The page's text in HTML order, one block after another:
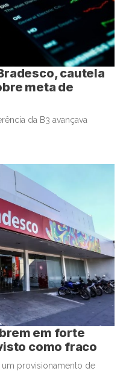
cautela
meta de
da B3 avançava
em forte
como fraco
provisionamento de